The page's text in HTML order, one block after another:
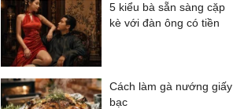
5 kiểu bà sẵn sàng cặp
kè với đàn ông có tiền
Cách làm gà nướng giấy
bạc